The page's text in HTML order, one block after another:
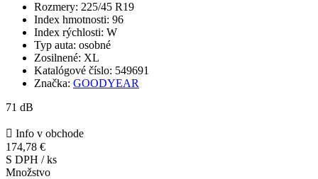
Rozmery: 225/45 R19
Index hmotnosti: 96
Index rýchlosti: W
Typ auta: osobné
Zosilnené: XL
Katalógové číslo: 549691
Značka: GOODYEAR
71 dB
 Info v obchode
174,78 €
S DPH / ks
Množstvo